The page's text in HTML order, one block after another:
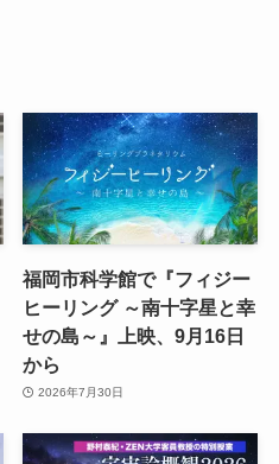
福岡市科学館で『フィジー
ヒーリング ～南十字星と幸
せの島～』上映、9月16日
から
2026年7月30日